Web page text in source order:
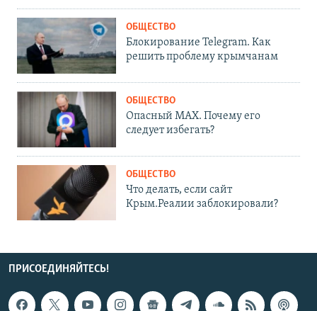
ОБЩЕСТВО
Блокирование Telegram. Как
решить проблему крымчанам
ОБЩЕСТВО
Опасный MAX. Почему его
следует избегать?
ОБЩЕСТВО
Что делать, если сайт
Крым.Реалии заблокировали?
ПРИСОЕДИНЯЙТЕСЬ!